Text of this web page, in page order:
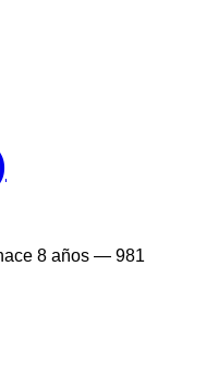
8 años — 981